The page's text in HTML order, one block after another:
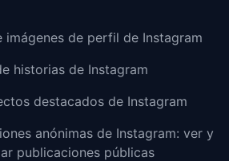
imágenes de perfil de Instagram
historias de Instagram
destacados de Instagram
anónimas de Instagram: ver y
publicaciones públicas